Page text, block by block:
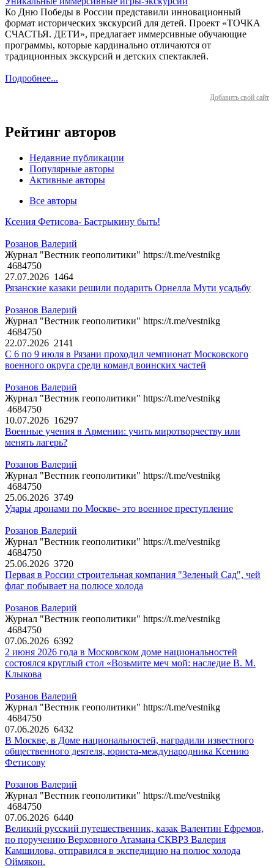
Ко Дню Победы в России представили инновационный
формат исторических экскурсий для детей. Проект «ТОЧКА
СЧАСТЬЯ. ДЕТИ», предлагает иммерсивные обучающие
программы, которые кардинально отличаются от
традиционных экскурсий и детских спектаклей.
Подробнее...
Добавить свой сайт
Рейтинг авторов
Недавние публикации
Популярные авторы
Активные авторы
Все авторы
Ксения Фетисова- Бастрыкину быть!
Розанов Валерий
Журнал "Вестник геополитики" https://t.me/vestnikg
4684750
27.07.2026 1464
Рязанские казаки решили подарить Орнелла Мути усадьбу
Розанов Валерий
Журнал "Вестник геополитики" https://t.me/vestnikg
4684750
22.07.2026 2141
С 6 по 9 июля в Рязани проходил чемпионат Московского
военного округа среди команд воинских частей
Розанов Валерий
Журнал "Вестник геополитики" https://t.me/vestnikg
4684750
10.07.2026 16297
Военные учения в Армении: учить миротворчеству или
менять лагерь?
Розанов Валерий
Журнал "Вестник геополитики" https://t.me/vestnikg
4684750
25.06.2026 3749
Удары дронами по Москве- это военное преступление
Розанов Валерий
Журнал "Вестник геополитики" https://t.me/vestnikg
4684750
25.06.2026 3720
Первая в России строительная компания "Зеленый Сад", чей
флаг побывает на полюсе холода
Розанов Валерий
Журнал "Вестник геополитики" https://t.me/vestnikg
4684750
07.06.2026 6392
2 июня 2026 года в Московском доме национальностей
состоялся круглый стол «Возьмите меч мой: наследие В. М.
Клыкова
Розанов Валерий
Журнал "Вестник геополитики" https://t.me/vestnikg
4684750
07.06.2026 6432
В Москве, в Доме национальностей, наградили известного
общественного деятеля, юриста-международника Ксению
Фетисову
Розанов Валерий
Журнал "Вестник геополитики" https://t.me/vestnikg
4684750
07.06.2026 6440
Великий русский путешественник, казак Валентин Ефремов,
по поручению Верховного Атамана СКВРЗ Валерия
Камшилова, отправился в экспедицию на полюс холода
Оймякон.